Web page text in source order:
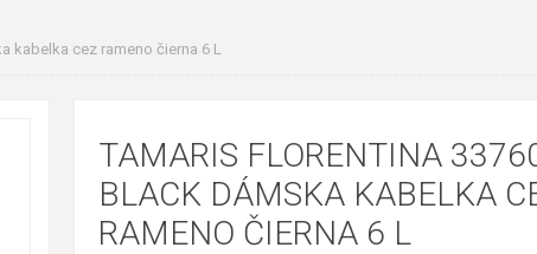
kabelka cez rameno čierna 6 L
TAMARIS FLORENTINA
BLACK DÁMSKA KABELKA
RAMENO ČIERNA 6 L